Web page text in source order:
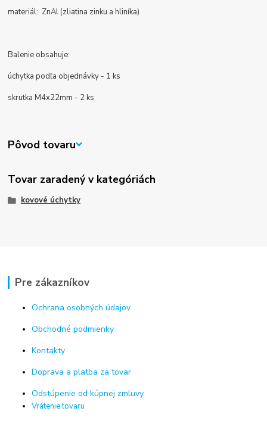
materiál: ZnAl (zliatina zinku a hliníka)
Balenie obsahuje:
úchytka podľa objednávky - 1 ks
skrutka M4x22mm - 2 ks
Pôvod tovaru
Tovar zaradený v kategóriách
kovové úchytky
Pre zákazníkov
Ochrana osobných údajov
Obchodné podmienky
Kontakty
Doprava a platba za tovar
Odstúpenie od kúpnej zmluvy
Vrátenie tovaru